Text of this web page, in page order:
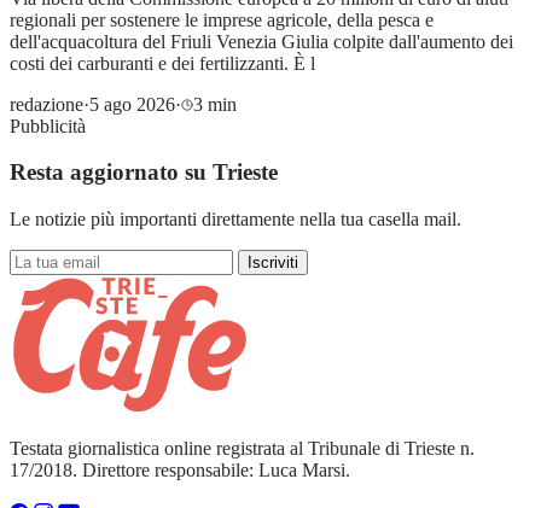
regionali per sostenere le imprese agricole, della pesca e
dell'acquacoltura del Friuli Venezia Giulia colpite dall'aumento dei
costi dei carburanti e dei fertilizzanti. È l
redazione·5 ago 2026·
3 min
Pubblicità
Resta aggiornato su Trieste
Le notizie più importanti direttamente nella tua casella mail.
Iscriviti
Testata giornalistica online registrata al Tribunale di Trieste n.
17/2018. Direttore responsabile: Luca Marsi.